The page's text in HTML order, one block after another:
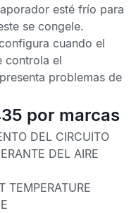
esté frío para
se congele.
cuando el
controla el
problemas de
por marcas
DEL CIRCUITO
DEL AIRE
TEMPERATURE